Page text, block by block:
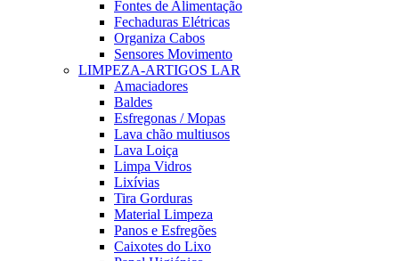
Fontes de Alimentação
Fechaduras Elétricas
Organiza Cabos
Sensores Movimento
LIMPEZA-ARTIGOS LAR
Amaciadores
Baldes
Esfregonas / Mopas
Lava chão multiusos
Lava Loiça
Limpa Vidros
Lixívias
Tira Gorduras
Material Limpeza
Panos e Esfregões
Caixotes do Lixo